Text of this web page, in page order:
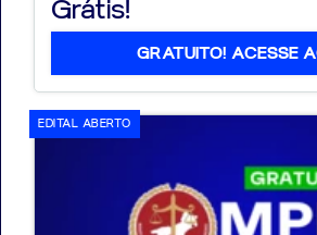
Grátis!
GRATUITO! ACESSE
EDITAL ABERTO